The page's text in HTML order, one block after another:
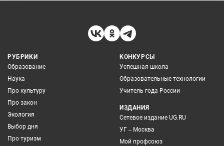
РУБРИКИ
Образование
Наука
Про культуру
Про закон
Экология
Выбор дня
Про туризм
КОНКУРСЫ
Успешная школа
Образовательные технологии
Учитель года России
ИЗДАНИЯ
Сетевое издание UG.RU
УГ – Москва
Мой профсоюз